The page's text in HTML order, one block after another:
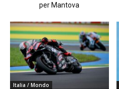
per Mantova
Italia / Mondo